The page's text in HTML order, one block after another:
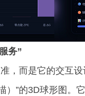
务”
，而是它的交互
）”的3D球形图